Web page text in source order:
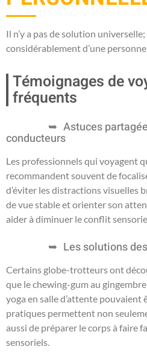
Il n’y a pas de solution
considérablement d’une personne
Témoignages de
fréquents
Astuces
conducteurs
Les professionnels qui voyagent
recommandent souvent de
d’éviter les distractions visuelles
de vue stable et orienter son
aider à diminuer le conflit
Les solutions
Certains globe-trotteurs ont
que le chewing-gum au
yoga en salle d’attente pouvaient
pratiques permettent non
aussi de préparer le corps à faire
sensoriels.